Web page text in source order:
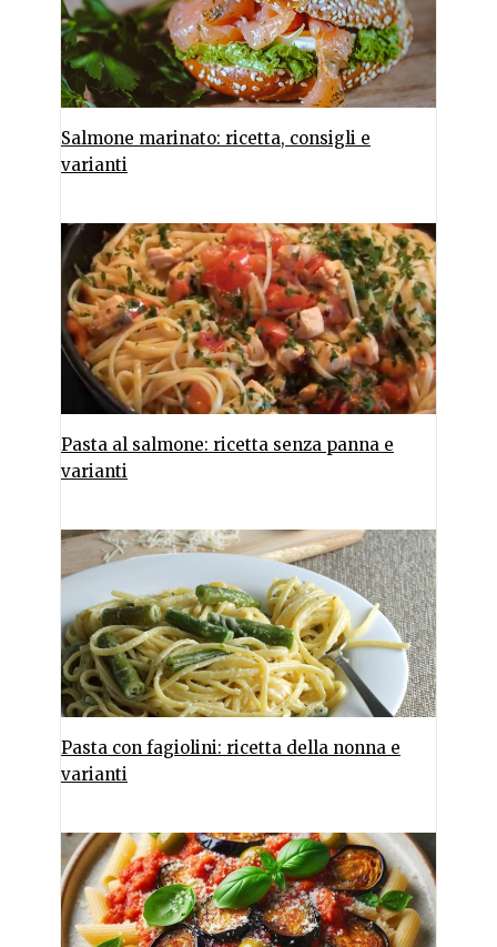
Salmone marinato: ricetta, consigli e
varianti
Pasta al salmone: ricetta senza panna e
varianti
Pasta con fagiolini: ricetta della nonna e
varianti